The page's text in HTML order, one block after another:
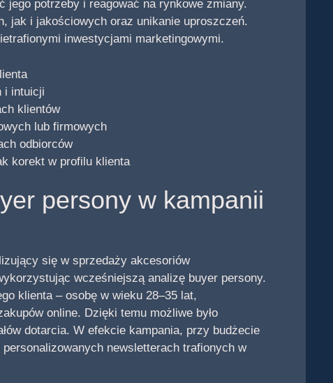
potrzeby i reagować na rynkowe zmiany.
jak i jakościowych oraz unikanie uproszczeń.
inwestycjami marketingowymi.
i intuicji
klientów
lub firmowych
odbiorców
korekt w profilu klienta
persony w kampanii
się w sprzedaży akcesoriów
wcześniejszą analizę buyer persony.
klienta – osobę w wieku 28–35 lat,
online. Dzięki temu możliwe było
dotarcia. W efekcie kampania, przy budżecie
personalizowanych newsletterach trafionych w